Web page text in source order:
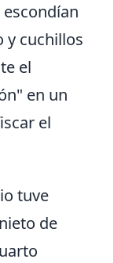
y cuchillos
el
en un
el
tuve
de